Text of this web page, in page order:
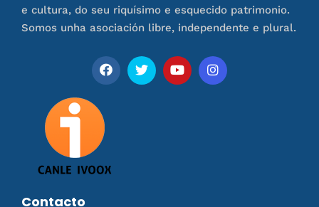
e cultura, do seu riquísimo e esquecido patrimonio.
Somos unha asociación libre, independente e plural.
Contacto